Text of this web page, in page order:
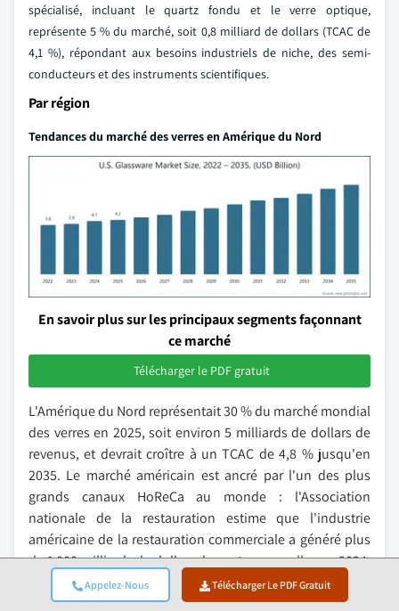
Appelez-Nous Télécharger Le PDF Gratuit
spécialisé, incluant le quartz fondu et le verre optique,
représente 5 % du marché, soit 0,8 milliard de dollars (TCAC de
4,1 %), répondant aux besoins industriels de niche, des semi-
conducteurs et des instruments scientifiques.
Par région
Tendances du marché des verres en Amérique du Nord
En savoir plus sur les principaux segments façonnant
ce marché
Télécharger le PDF gratuit
L'Amérique du Nord représentait 30 % du marché mondial
des verres en 2025, soit environ 5 milliards de dollars de
revenus, et devrait croître à un TCAC de 4,8 % jusqu'en
2035. Le marché américain est ancré par l'un des plus
grands canaux HoReCa au monde : l'Association
nationale de la restauration estime que l'industrie
américaine de la restauration commerciale a généré plus
de 1 000 milliards de dollars de ventes annuelles en 2024,
maintenant des volumes d'approvisionnement en verres
institutionnels exceptionnellement élevés et constants.